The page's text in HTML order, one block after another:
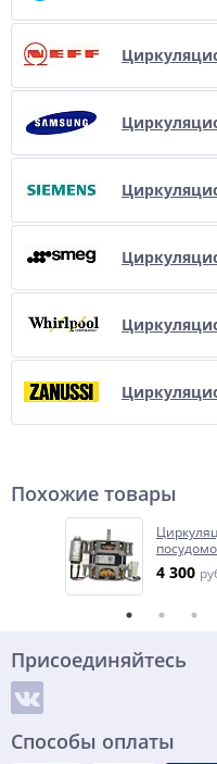
Похожие товары
4 300
Присоединяйтесь
Способы оплаты